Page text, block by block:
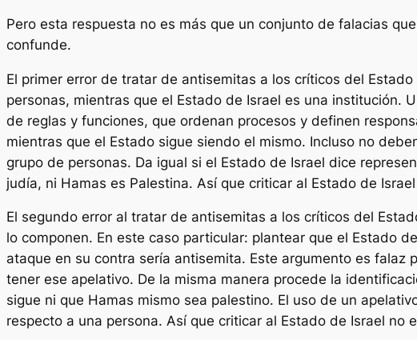
Pero esta respuesta no es más que un conjunto de falacias
confunde.
El primer error de tratar de antisemitas a los críticos del
personas, mientras que el Estado de Israel es una institución.
de reglas y funciones, que ordenan procesos y definen
mientras que el Estado sigue siendo el mismo. Incluso no
grupo de personas. Da igual si el Estado de Israel dice
judía, ni Hamas es Palestina. Así que criticar al Estado de
El segundo error al tratar de antisemitas a los críticos del
lo componen. En este caso particular: plantear que el Estado
ataque en su contra sería antisemita. Este argumento es
tener ese apelativo. De la misma manera procede la
sigue ni que Hamas mismo sea palestino. El uso de un
respecto a una persona. Así que criticar al Estado de Israel no